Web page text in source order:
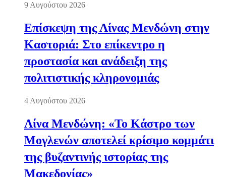
9 Αυγούστου 2026
Επίσκεψη της Λίνας Μενδώνη στην
Καστοριά: Στο επίκεντρο η
προστασία και ανάδειξη της
πολιτιστικής κληρονομιάς
4 Αυγούστου 2026
Λίνα Μενδώνη: «Το Κάστρο των
Μογλενών αποτελεί κρίσιμο κομμάτι
της βυζαντινής ιστορίας της
Μακεδονίας»